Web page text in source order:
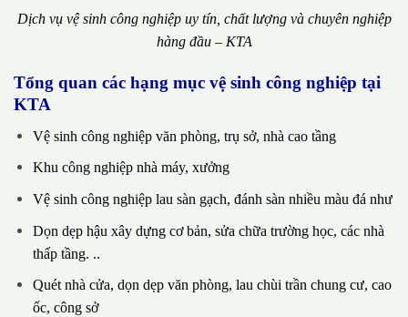
Dịch vụ vệ sinh công nghiệp uy tín, chất lượng và chuyên nghiệp
hàng đầu – KTA
Tổng quan các hạng mục vệ sinh công nghiệp tại
KTA
Vệ sinh công nghiệp văn phòng, trụ sở, nhà cao tầng
Khu công nghiệp nhà máy, xưởng
Vệ sinh công nghiệp lau sàn gạch, đánh sàn nhiều màu đá như
Dọn dẹp hậu xây dựng cơ bản, sửa chữa trường học, các nhà
thấp tầng. ..
Quét nhà cửa, dọn dẹp văn phòng, lau chùi trần chung cư, cao
ốc, công sở